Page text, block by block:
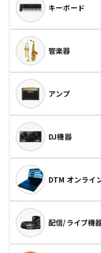
キーボード
管楽器
アンプ
DJ機器
DTM オンライ
配信/ライブ機